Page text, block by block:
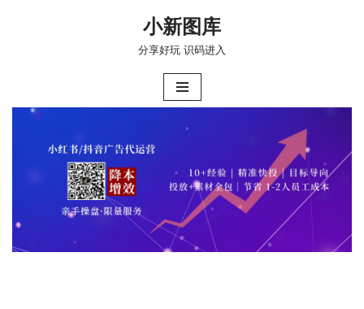
小新图库
分享好玩 识码进入